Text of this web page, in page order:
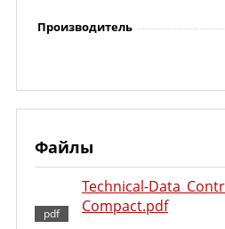
Производитель
Файлы
Technical-
Compact.pdf